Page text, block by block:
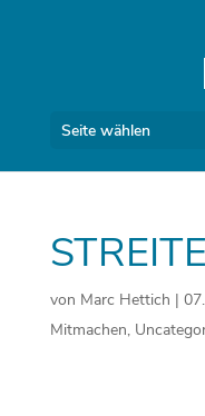
Seite wählen
von Marc Hettich |
Mitmachen,